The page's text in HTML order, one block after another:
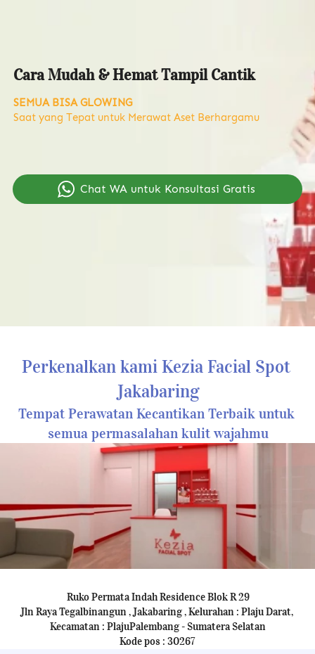
Cara Mudah & Hemat Tampil Cantik
SEMUA BISA GLOWING
Saat yang Tepat untuk Merawat Aset Berhargamu
` Chat WA untuk Konsultasi Gratis
Perkenalkan kami Kezia Facial Spot
Jakabaring
Tempat Perawatan Kecantikan Terbaik untuk
semua permasalahan kulit wajahmu
Ruko Permata Indah Residence Blok R 29
Jln Raya Tegalbinangun , Jakabaring , Kelurahan : Plaju Darat,
Kecamatan : PlajuPalembang - Sumatera Selatan
Kode pos : 30267